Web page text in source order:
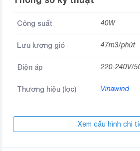
Công suất 40W
Lưu lượng gió 47m3/phút
Điện áp 220-240V/
Thương hiệu (lọc) Vinawind
Xem cấu hình chi